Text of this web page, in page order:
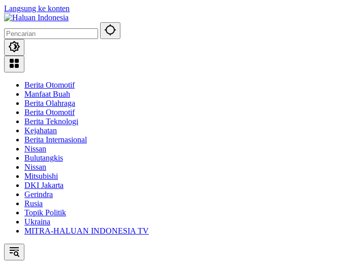
Langsung ke konten
Berita Otomotif
Manfaat Buah
Berita Olahraga
Berita Otomotif
Berita Teknologi
Kejahatan
Berita Internasional
Nissan
Bulutangkis
Nissan
Mitsubishi
DKI Jakarta
Gerindra
Rusia
Topik Politik
Ukraina
MITRA-HALUAN INDONESIA TV